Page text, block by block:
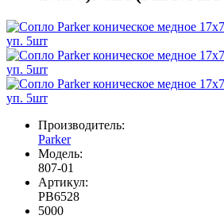
Производитель:
Parker
Модель:
807-01
Артикул:
PB6528
5000